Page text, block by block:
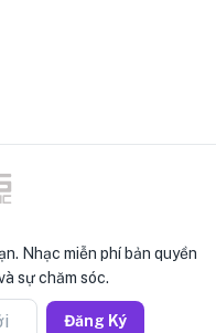
Nhạc miễn phí bản quyền
sự chăm sóc.
Đăng Ký